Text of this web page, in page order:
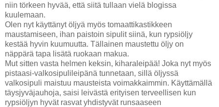
niin törkeen hyvää, että siitä tullaan vielä blogissa
kuulemaan.
Olen nyt käyttänyt öljyä myös tomaattikastikkeen
maustamiseen, ihan paistoin sipulit siinä, kun rypsiöljy
kestää hyvin kuumuutta. Tällainen maustettu öljy on
näppärä tapa lisätä ruokaan makua.
Mut sitten vasta helmen keksin, kiharaleipää! Joka nyt myös
pistaasi-valkosipulileipänä tunnetaan, sillä öljyssä
valkosipuli maistuu mausteista voimakkaimmin. Käyttämällä
täysjyväjauhoja, saisi leivästä erityisen terveellisen kun
rypsiöljyn hyvät rasvat yhdistyvät runsaaseen